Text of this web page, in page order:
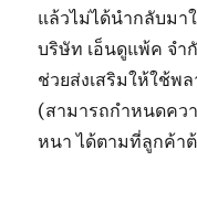
แล้วไม่ได้นำกลับมา
บริษัท เอ็นดูแพ้ค จำ
ช่วยส่งเสริมให้ใช้พ
(สามารถกำหนดคว
หนา ได้ตามที่ลูกค้า